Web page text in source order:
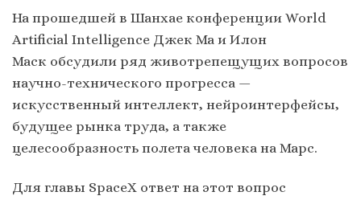
На прошедшей в Шанхае конференции World
Artificial Intelligence Джек Ма и Илон
Маск обсудили ряд животрепещущих вопросов
научно-технического прогресса —
искусственный интеллект, нейроинтерфейсы,
будущее рынка труда, а также
целесообразность полета человека на Марс.
Для главы SpaceX ответ на этот вопрос